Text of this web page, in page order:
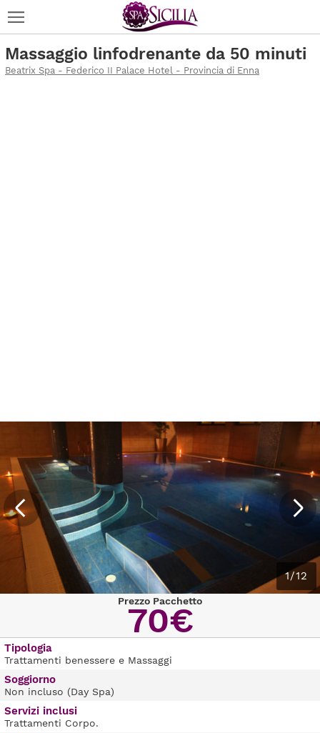
Massaggio linfodrenante da 50 minuti
Beatrix Spa - Federico II Palace Hotel - Provincia di Enna
1/12
Prezzo Pacchetto
70€
Tipologia
Trattamenti benessere e Massaggi
Soggiorno
Non incluso (Day Spa)
Servizi inclusi
Trattamenti Corpo.